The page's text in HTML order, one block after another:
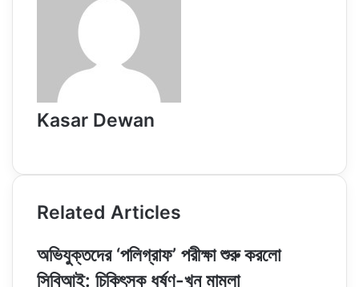
Kasar Dewan
Related Articles
অভিযুক্তদের ‘পলিগ্রাফ’ পরীক্ষা শুরু করলো
সিবিআই: চিকিৎসক ধর্ষণ-খুন মামলা